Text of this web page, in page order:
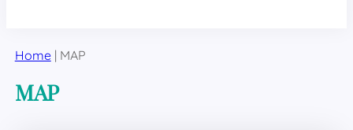
Home | MAP
MAP